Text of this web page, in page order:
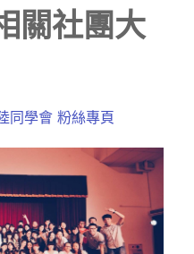
關社團大
同學會 粉絲專頁